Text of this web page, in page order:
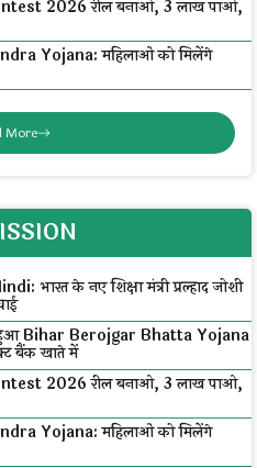
2026 रील बनाओ, ₹3 लाख पाओ,
Yojana: महिलाओं को मिलेंगे
More
के नए शिक्षा मंत्री प्रल्हाद जोशी
Bihar Berojgar Bhatta Yojana
बैंक खाते में
2026 रील बनाओ, ₹3 लाख पाओ,
Yojana: महिलाओं को मिलेंगे